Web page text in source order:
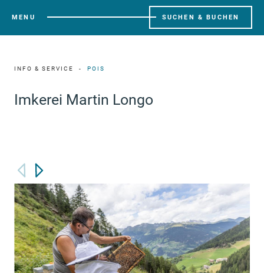
MENU SUCHEN & BUCHEN
INFO & SERVICE POIS
Imkerei Martin Longo